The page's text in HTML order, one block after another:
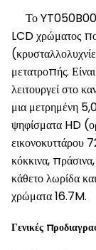
Το
LCD χρώματος
μετατροπής.
λειτουργεί στο
μια μετρημένη
ψηφίσματα HD
εικονοκυττάρου
κόκκινα,
κάθετο λωρίδα
χρώματα 16.7M.
Γενικές